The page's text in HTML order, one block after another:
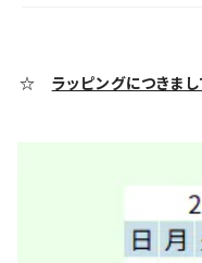
☆ ラッピングにつきま